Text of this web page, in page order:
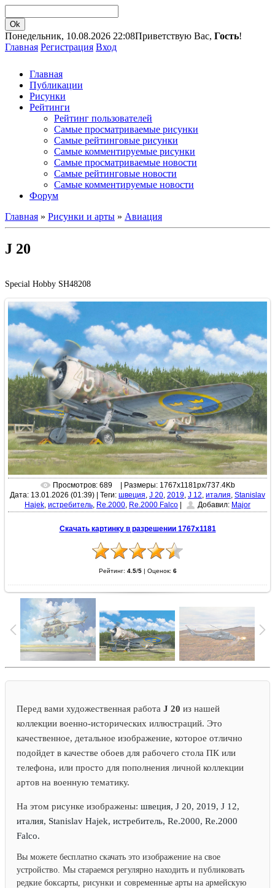
Понедельник, 10.08.2026 22:08Приветствую Вас, Гость!
Главная Регистрация Вход
Главная
Публикации
Рисунки
Рейтинги
Рейтинг пользователей
Самые просматриваемые рисунки
Самые рейтинговые рисунки
Самые комментируемые рисунки
Самые просматриваемые новости
Самые рейтинговые новости
Самые комментируемые новости
Форум
Главная » Рисунки и арты » Авиация
J 20
Special Hobby SH48208
Просмотров: 689
| Размеры: 1767x1181px/737.4Kb
Дата: 13.01.2026 (01:39) | Теги: швеция, J 20, 2019, J 12, италия, Stanislav
Hajek, истребитель, Re.2000, Re.2000 Falco | Добавил: Major
Скачать картинку в разрешении 1767x1181
Рейтинг: 4.5/5| Оценок: 6
Перед вами художественная работа J 20 из нашей
коллекции военно-исторических иллюстраций. Это
качественное, детальное изображение, которое отлично
подойдет в качестве обоев для рабочего стола ПК или
телефона, или просто для пополнения личной коллекции
артов на военную тематику.
На этом рисунке изображены: швеция, J 20, 2019, J 12,
италия, Stanislav Hajek, истребитель, Re.2000, Re.2000
Falco.
Вы можете бесплатно скачать это изображение на свое
устройство. Мы стараемся регулярно находить и публиковать
редкие боксарты, рисунки и современные арты на армейскую